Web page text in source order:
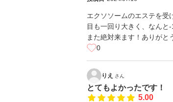
エクソソームのエステを受
目も一回り大きく、なんと
また絶対来ます！ありがと
0
りえ さん
とてもよかったです！
5.00